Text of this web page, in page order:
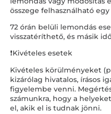
összege felhasználható
72 órán belüli lemondás
visszatéríthető, és másik
❗Kivételes esetek
Kivételes körülményeket
kizárólag hivatalos, írásos
figyelembe venni.
számunkra, hogy a
el, akik el is tudnak jönni.